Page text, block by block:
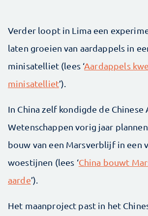
Verder loopt in Lima een
laten groeien van aardappels in
minisatelliet (lees ‘Aardappels
minisatelliet’).
In China zelf kondigde de Chinese
Wetenschappen vorig jaar
bouw van een Marsverblijf in een
woestijnen (lees ‘China bouwt
aarde’).
Het maanproject past in het